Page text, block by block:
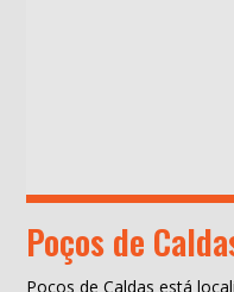
Poços de
Poços de Caldas está